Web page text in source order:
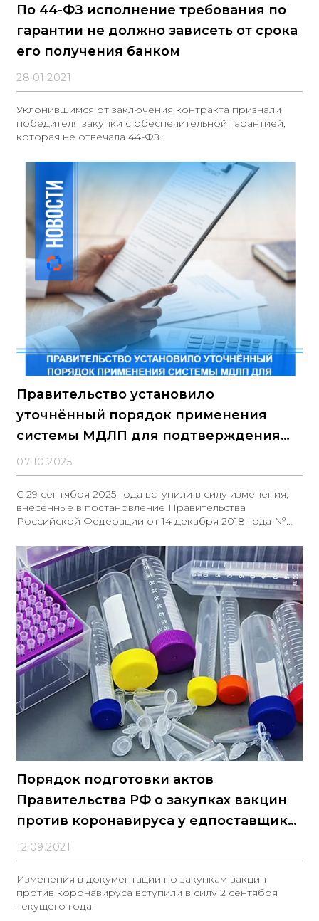
По 44-ФЗ исполнение требования по
гарантии не должно зависеть от срока
его получения банком
28.01.2021
Уклонившимся от заключения контракта признали
победителя закупки с обеспечительной гарантией,
которая не отвечала 44-ФЗ.
Правительство установило
уточнённый порядок применения
системы МДЛП для подтверждения
страны происхождения
лекарственных средств
07.10.2025
С 29 сентября 2025 года вступили в силу изменения,
внесённые в постановление Правительства
Российской Федерации от 14 декабря 2018 года №
Федеральной государственной информационной
системы мониторинга движения лекарственных
препаратов (ФГИС МДЛП). В частности, официально
закреплено взаимодействие ФГИС МДЛП с системой
&laquo;Честный знак&raquo; &mdash; государственной
платформой учёта товаров, подлежащих
обязательной маркировке средствами
идентификации
Порядок подготовки актов
Правительства РФ о закупках вакцин
против коронавируса у едпоставщика
на 2021-2022 определен
12.09.2021
Изменения в документации по закупкам вакцин
против коронавируса вступили в силу 2 сентября
текущего года.